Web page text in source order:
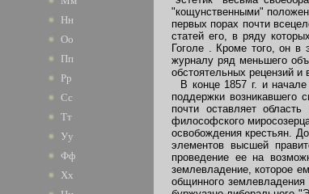
Нн
Оо
Пп
Рр
Сс
Тт
Уу
Фф
Хх
"кощунственными"
первых порах почти
статей его, в ряду
Гоголе . Кроме того, он в
журналу ряд меньшего
обстоятельных рецензий
В конце 1857 г. и начале
поддержки возникавшего
почти оставляет
философского
освобождения крестьян.
элементов высшей
проведение ее на
землевладение, которое
общинного